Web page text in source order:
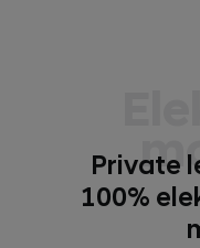
Private
100%